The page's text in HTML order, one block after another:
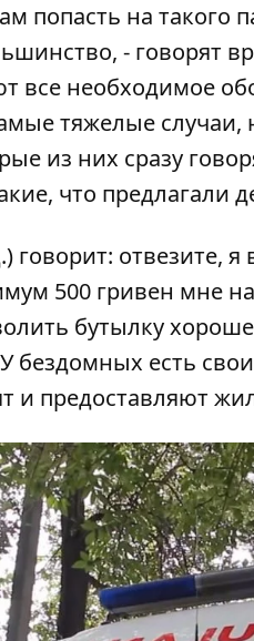
попасть на такого
- говорят
необходимое
тяжелые случаи,
из них сразу
что предлагали
отвезите,
500 гривен мне
бутылку
есть
и предоставляют